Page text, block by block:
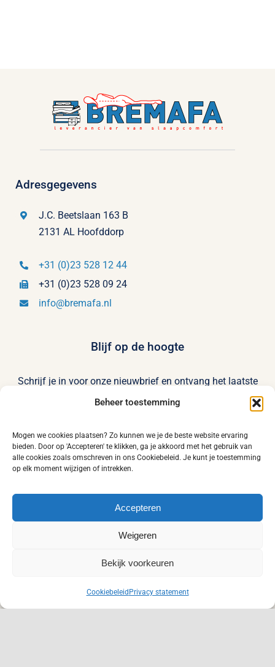
Beheer toestemming
Mogen we cookies plaatsen? Zo kunnen we je de beste website ervaring
bieden. Door op 'Accepteren' te klikken, ga je akkoord met het gebruik van
alle cookies zoals omschreven in ons Cookiebeleid. Je kunt je toestemming
op elk moment wijzigen of intrekken.
Accepteren
Weigeren
Bekijk voorkeuren
Cookiebeleid Privacy statement
Adresgegevens
J.C. Beetslaan 163 B
2131 AL Hoofddorp
+31 (0)23 528 12 44
+31 (0)23 528 09 24
info@bremafa.nl
Blijf op de hoogte
Schrijf je in voor onze nieuwbrief en ontvang het laatste
nieuws direct in je mailbox.
Inschrijven
Privacy statement
Disclaimer
Leveringsvoorwaarden
Algemene voorwaarden
Cookiebeleid (EU)
Contact